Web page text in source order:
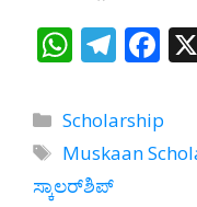
W
at
s
A
T
e
gr
F
e
b
Categories
Scholarship
Tags
Muskaan
ಸ್ಕಾಲರ್‌ಶಿಪ್